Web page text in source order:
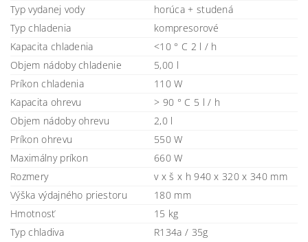
Typ vydanej vody
horúca + studená
Typ chladenia
kompresorové
Kapacita chladenia
<10 ° C 2 l / h
Objem nádoby chladenie
5,00 l
Príkon chladenia
110 W
Kapacita ohrevu
> 90 ° C 5 l / h
Objem nádoby ohrevu
2,0 l
Príkon ohrevu
550 W
Maximálny príkon
660 W
Rozmery
v x š x h 940 x 320 x 340 mm
Výška výdajného priestoru
180 mm
Hmotnosť
15 kg
Typ chladiva
R134a / 35g